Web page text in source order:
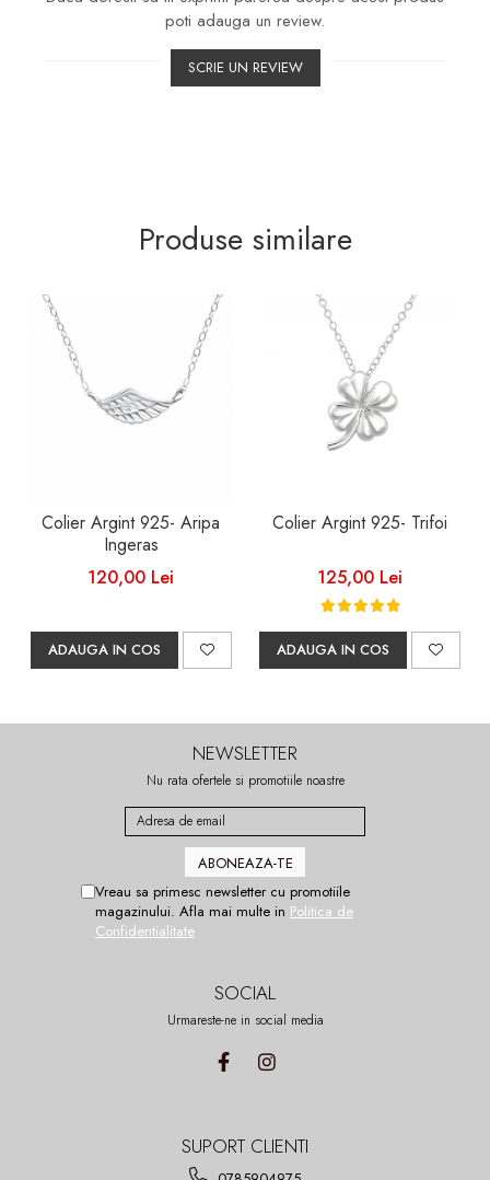
poti adauga un review.
SCRIE UN REVIEW
Produse similare
Colier Argint 925- Aripa
Ingeras
120,00 Lei
ADAUGA IN COS
Colier Argint 925- Trifoi
125,00 Lei
ADAUGA IN COS
NEWSLETTER
Nu rata ofertele si promotiile noastre
Vreau sa primesc newsletter cu promotiile
magazinului. Afla mai multe in Politica de
Confidentialitate
SOCIAL
Urmareste-ne in social media
SUPORT CLIENTI